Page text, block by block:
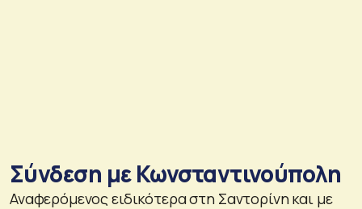
Σύνδεση με Κωνσταντινούπολη
Αναφερόμενος ειδικότερα στη Σαντορίνη και με